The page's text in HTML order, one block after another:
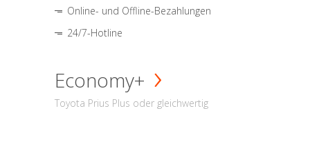
Online- und Offline-Bezahlungen
24/7-Hotline
Economy+
Toyota Prius Plus oder gleichwertig